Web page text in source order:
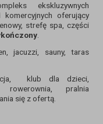
ekskluzywnych
oferujący
strefę spa, części
jacuzzi, sauny, taras
klub dla dzieci,
rowerownia, pralnia
się z ofertą.